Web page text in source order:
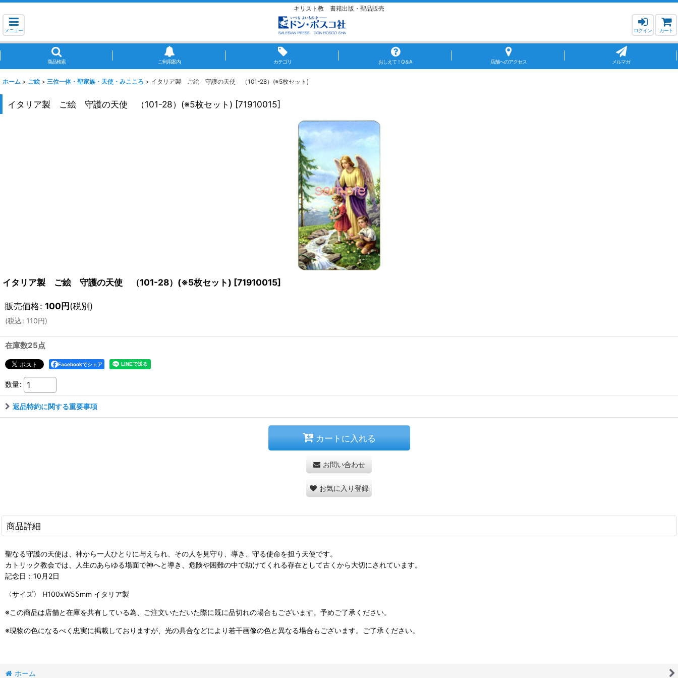
キリスト教 書籍出版・聖品販売
メニュー ログイン カート
商品検索 ご利用案内 カテゴリ おしえて！Q＆A 店舗へのアクセス メルマガ
ホーム > ご絵 > 三位一体・聖家族・天使・みこころ > イタリア製 ご絵 守護の天使 （101-28）(※5枚セット)
イタリア製 ご絵 守護の天使 （101-28）(※5枚セット) [71910015]
イタリア製 ご絵 守護の天使 （101-28）(※5枚セット) [71910015]
販売価格: 100円(税別)
(税込: 110円)
在庫数25点
Facebookでシェア
数量:
返品特約に関する重要事項
カートに入れる
お問い合わせ
お気に入り登録
商品詳細
聖なる守護の天使は、神から一人ひとりに与えられ、その人を見守り、導き、守る使命を担う天使です。
カトリック教会では、人生のあらゆる場面で神へと導き、危険や困難の中で助けてくれる存在として古くから大切にされています。
記念日：10月2日
〈サイズ〉 H100xW55mm イタリア製
※この商品は店舗と在庫を共有している為、ご注文いただいた際に既に品切れの場合もございます。予めご了承ください。
※現物の色になるべく忠実に掲載しておりますが、光の具合などにより若干画像の色と異なる場合もございます。ご了承ください。
ホーム